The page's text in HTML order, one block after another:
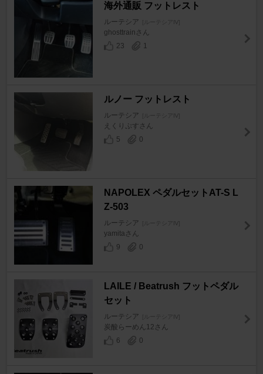
海外通販 フットレスト
ルーテシア [ルーテシアⅣ]
ghosttrainさん
23
1
ルノー フットレスト
ルーテシア [ルーテシアⅣ]
えくりぷすさん
5
0
NAPOLEX ペダルセットAT-S L
Z-503
ルーテシア [ルーテシアⅣ]
yamitaさん
9
0
LAILE / Beatrush フットペダル
セット
ルーテシア [ルーテシアⅣ]
炭酸らーめん12さん
6
0